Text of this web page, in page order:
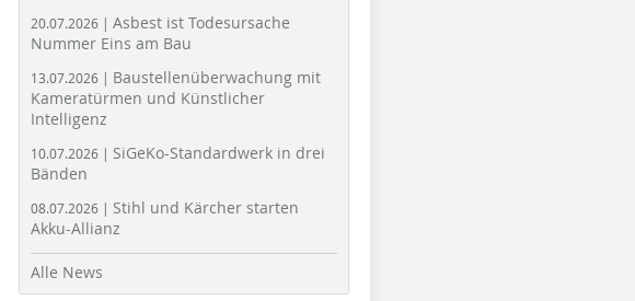
20.07.2026 | Asbest ist Todesursache
Nummer Eins am Bau
13.07.2026 | Baustellenüberwachung mit
Kameratürmen und Künstlicher
Intelligenz
10.07.2026 | SiGeKo-Standardwerk in drei
Bänden
08.07.2026 | Stihl und Kärcher starten
Akku-Allianz
Alle News